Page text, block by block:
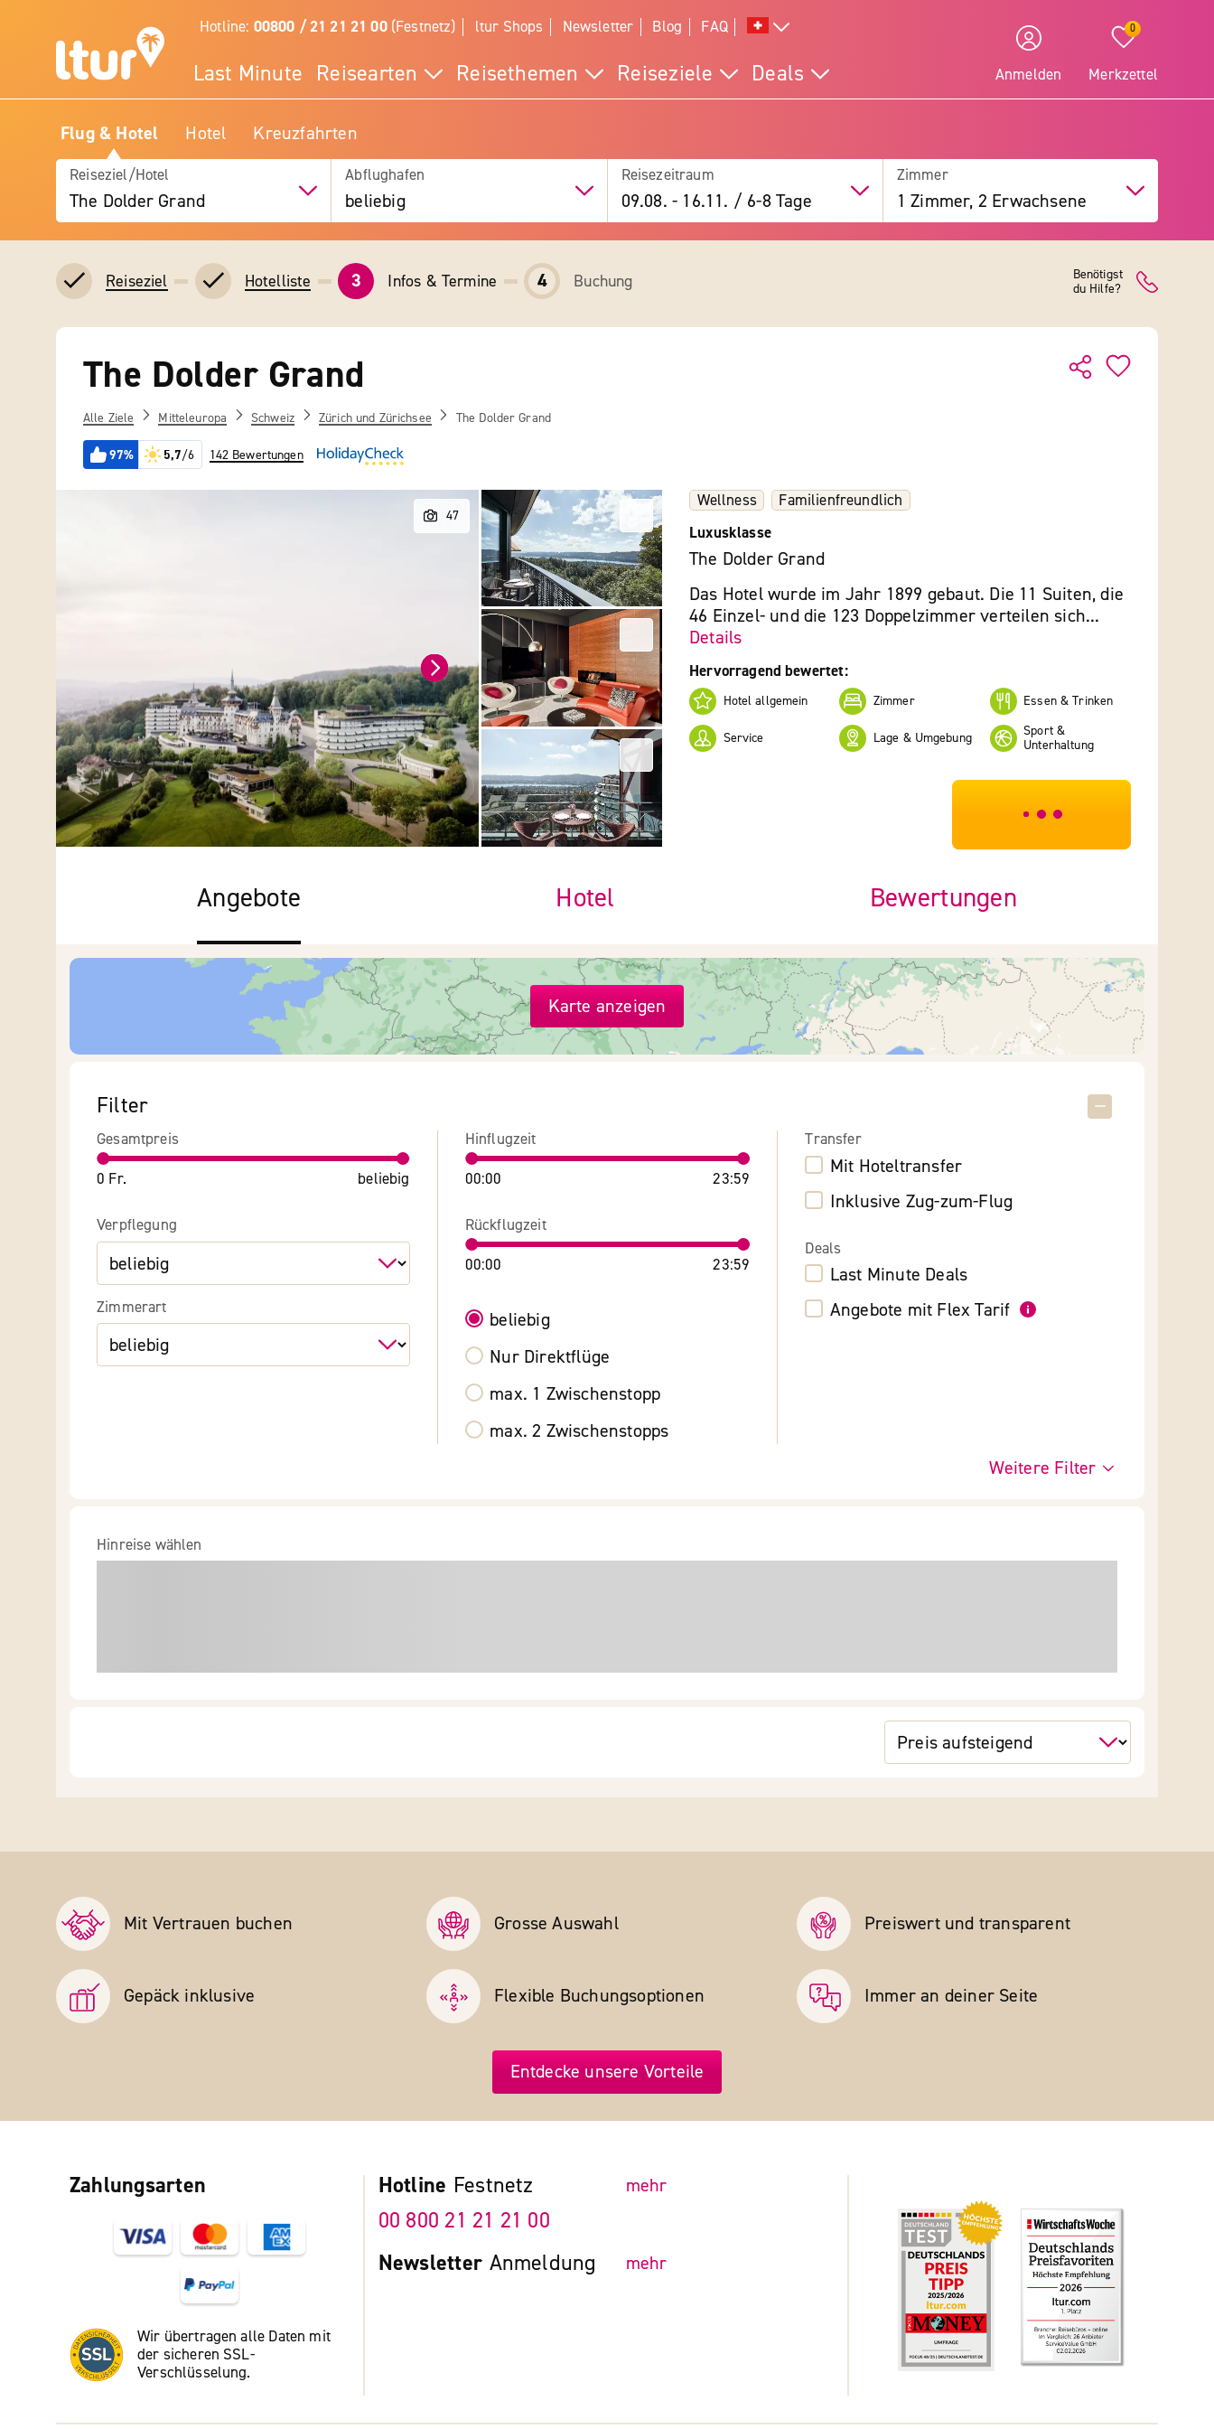
Hotline: 00800 / 21 21 21 00(Festnetz) ltur Shops Newsletter Blog FAQ
Last Minute Reisearten Reisethemen Reiseziele Deals Anmelden
0
Merkzettel
Flug & Hotel Hotel Kreuzfahrten
Reiseziel/Hotel
The Dolder Grand
Abflughafen
beliebig
Reisezeitraum
09.08. - 16.11. / 6-8 Tage
Zimmer
1 Zimmer, 2 Erwachsene
Reiseziel Hotelliste 3 Infos & Termine 4 Buchung
Benötigst
du Hilfe?
The Dolder Grand
Alle Ziele Mitteleuropa Schweiz Zürich und Zürichsee The Dolder Grand
97% 5,7/6 142 Bewertungen
Wellness
Familienfreundlich
Luxusklasse
The Dolder Grand
Das Hotel wurde im Jahr 1899 gebaut. Die 11 Suiten, die
46 Einzel- und die 123 Doppelzimmer verteilen sich...
Details
Hervorragend bewertet:
Hotel allgemein Zimmer Essen & Trinken
Service Lage & Umgebung
Sport &
Unterhaltung
***************
Angebote Hotel Bewertungen
Karte anzeigen
Filter
Gesamtpreis
0 Fr. beliebig
Verpflegung
Zimmerart
Hinflugzeit
00:00 23:59
Rückflugzeit
00:00 23:59
beliebig
Nur Direktflüge
max. 1 Zwischenstopp
max. 2 Zwischenstopps
Transfer
Mit Hoteltransfer
Inklusive Zug-zum-Flug
Deals
Last Minute Deals
Angebote mit Flex Tarif
Weitere Filter
Hinreise wählen
Mit Vertrauen buchen Grosse Auswahl Preiswert und transparent
Gepäck inklusive Flexible Buchungs­optionen Immer an deiner Seite
Entdecke unsere Vorteile
Zahlungsarten
Wir übertragen alle Daten mit
der sicheren SSL-
Verschlüsselung.
Hotline Festnetz mehr
00 800 21 21 21 00
Newsletter Anmeldung mehr